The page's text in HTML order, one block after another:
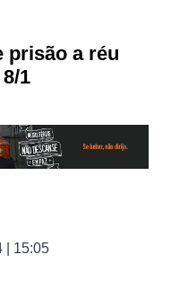
prisão a réu
1
| 15:05